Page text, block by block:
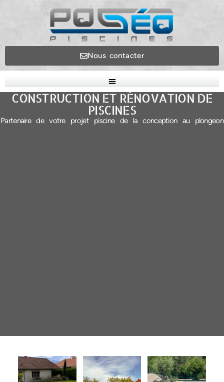
Nous contacter
CONSTRUCTION ET RÉNOVATION DE
PISCINES
Partenaire de votre projet piscine de la conception au plongeon